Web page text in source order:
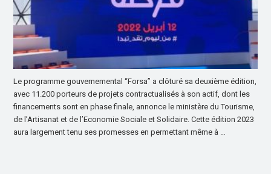
Le programme gouvernemental “Forsa” a clôturé sa deuxième édition,
avec 11.200 porteurs de projets contractualisés à son actif, dont les
financements sont en phase finale, annonce le ministère du Tourisme,
de l’Artisanat et de l’Economie Sociale et Solidaire. Cette édition 2023
aura largement tenu ses promesses en permettant même à …